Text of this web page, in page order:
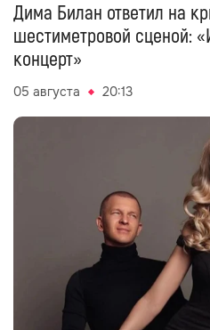
Дима Билан ответил на
шестиметровой сценой:
концерт»
05 августа 20:13